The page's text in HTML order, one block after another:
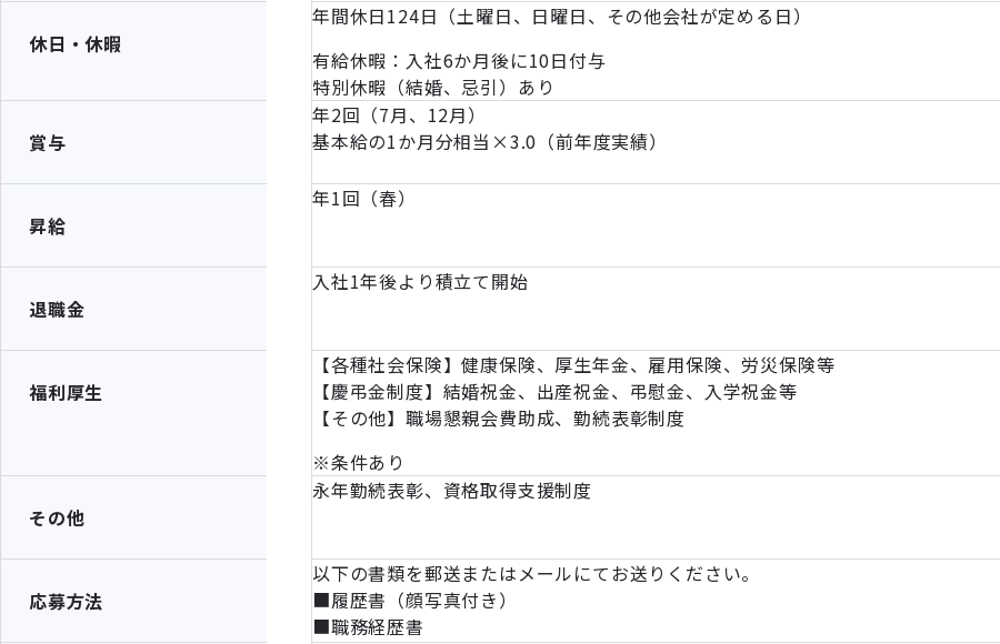
休日・休暇
年間休日124日（土曜日、日曜日、その他会社が定める日）
有給休暇：入社6か月後に10日付与
特別休暇（結婚、忌引）あり
賞与
年2回（7月、12月）
基本給の1か月分相当×3.0（前年度実績）
昇給
年1回（春）
退職金
入社1年後より積立て開始
福利厚生
【各種社会保険】健康保険、厚生年金、雇用保険、労災保険等
【慶弔金制度】結婚祝金、出産祝金、弔慰金、入学祝金等
【その他】職場懇親会費助成、勤続表彰制度
※条件あり
その他
永年勤続表彰、資格取得支援制度
応募方法
以下の書類を郵送またはメールにてお送りください。
■履歴書（顔写真付き）
■職務経歴書